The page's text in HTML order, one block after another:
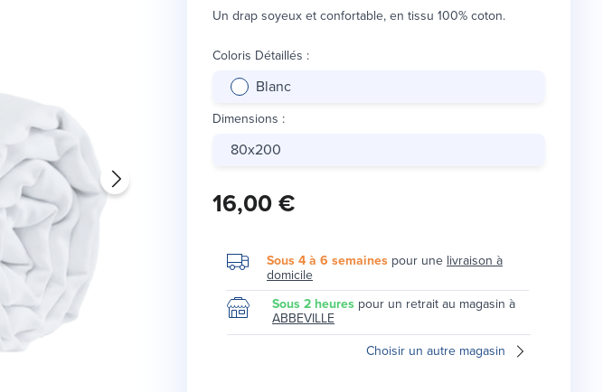
Un drap soyeux et confortable, en tissu 100% coton.
Coloris Détaillés :
Blanc
Dimensions :
80x200
16,00 €
Sous 4 à 6 semaines pour unelivraison à
domicile
Sous 2 heures pour un retrait au magasin à
ABBEVILLE
Choisir un autre magasin